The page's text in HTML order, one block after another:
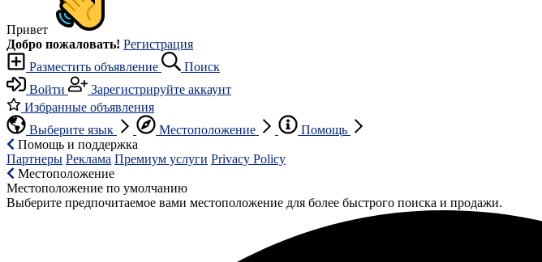
Привет
Добро пожаловать! Регистрация
Разместить объявление
Поиск
Войти
Зарегистрируйте аккаунт
Избранные объявления
Выберите язык
Местоположение
Помощь
Помощь и поддержка
Партнеры Реклама Премиум услуги Privacy Policy
Местоположение
Местоположение по умолчанию
Выберите предпочитаемое вами местоположение для более быстрого поиска и продажи.